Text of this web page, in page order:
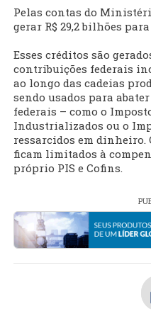
Pelas contas do
gerar R$ 29,2 bilhões
Esses créditos são
contribuições federais
ao longo das cadeias
sendo usados para
federais – como o
Industrializados ou o
ressarcidos em dinheiro.
ficam limitados à
próprio PIS e Cofins.